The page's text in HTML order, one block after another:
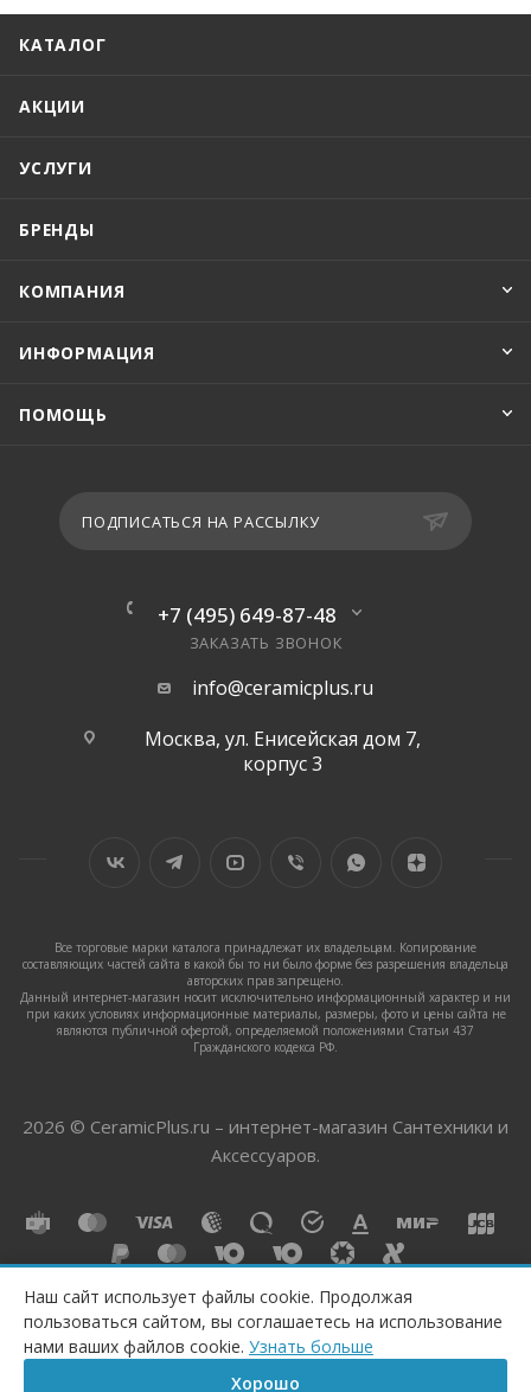
КАТАЛОГ
АКЦИИ
УСЛУГИ
БРЕНДЫ
КОМПАНИЯ
ИНФОРМАЦИЯ
ПОМОЩЬ
ПОДПИСАТЬСЯ НА РАССЫЛКУ
+7 (495) 649-87-48
ЗАКАЗАТЬ ЗВОНОК
info@ceramicplus.ru
Москва, ул. Енисейская дом 7,
корпус 3
Все торговые марки каталога принадлежат их владельцам. Копирование
составляющих частей сайта в какой бы то ни было форме без разрешения владельца
авторских прав запрещено.
Данный интернет-магазин носит исключительно информационный характер и ни
при каких условиях информационные материалы, размеры, фото и цены сайта не
являются публичной офертой, определяемой положениями Статьи 437
Гражданского кодекса РФ.
2026 © CeramicPlus.ru – интернет-магазин Сантехники и
Аксессуаров.
Наш сайт использует файлы cookie. Продолжая
пользоваться сайтом, вы соглашаетесь на использование
нами ваших файлов cookie. Узнать больше
Хорошо